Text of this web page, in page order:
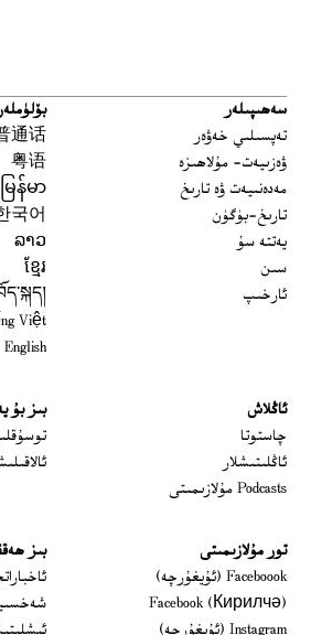
سەھىپىلەر
تەپسىلىي خەۋەر
ۋەزىيەت- مۇلاھىزە
مەدەنىيەت ۋە تارىخ
تارىخ-بۈگۈن
يەتتە سۇ
سىن
ئارخىپ
通话
粤语
မြန်မာ
국어
ລາວ
ខ្មែរ
Việt
English
ئاڭلاش
چاستوتا
ئاڭلىتىشلار
Podcasts مۇلازىمىتى
بىز بۇ
تور مۇلازىمىتى
Faceboook (ئۇيغۇرچە)
Opens in new window
Facebook (Кирилчә)
Opens in new window
Opens in new window
بىز